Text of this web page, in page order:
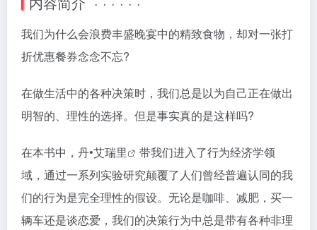
我们为什么会浪费丰盛晚宴中的精致食物，却对一张打
折优惠餐券念念不忘?
在做生活中的各种决策时，我们总是以为自己正在做出
明智的、理性的选择。但是事实真的是这样吗?
在本书中， 丹•艾瑞里
带我们进入了行为经济学领
域，通过一系列实验研究颠覆了人们曾经普遍认同的我
们的行为是完全理性的假设。无论是咖啡、减肥，买一
辆车还是谈恋爱，我们的决策行为中总是带有各种非理